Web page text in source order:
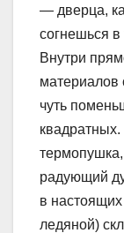
— дверца,
согнешься
Внутри
материалов
чуть
радующий
в
ледяной)